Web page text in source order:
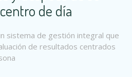
de día
sistema de gestión integral que
de resultados centrados